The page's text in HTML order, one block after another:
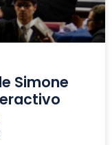
Simone